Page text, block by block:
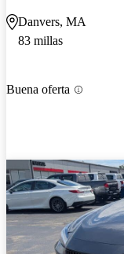
Danvers, MA
83 millas
Buena oferta